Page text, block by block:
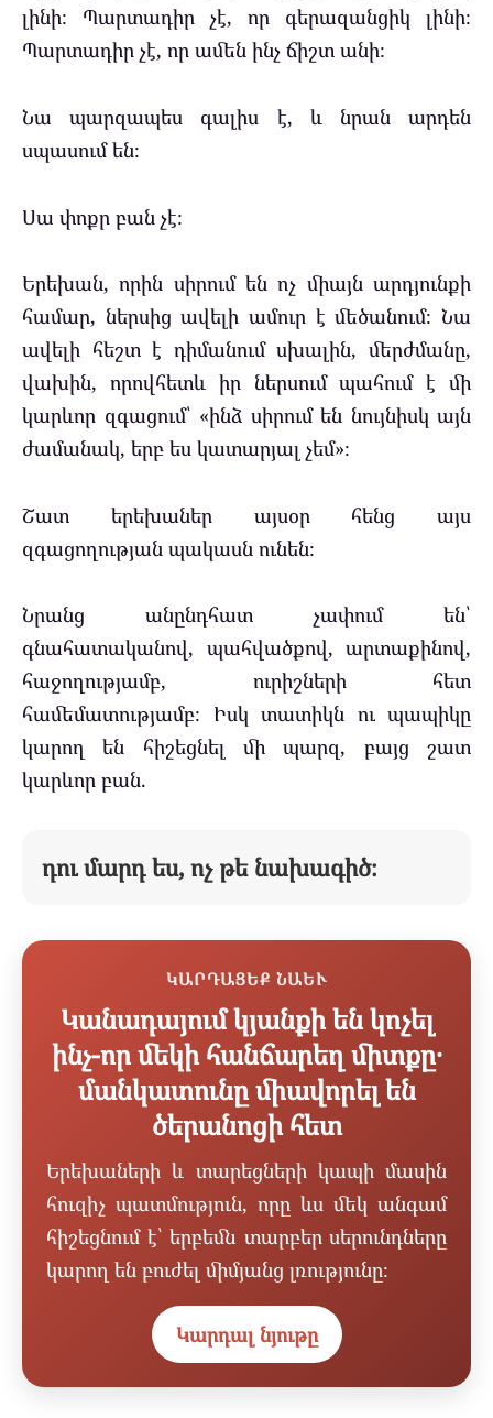
լինի։ Պարտադիր չէ, որ գերազանցիկ լինի։
Պարտադիր չէ, որ ամեն ինչ ճիշտ անի։
Նա պարզապես գալիս է, և նրան արդեն
սպասում են։
Սա փոքր բան չէ։
Երեխան, որին սիրում են ոչ միայն արդյունքի
համար, ներսից ավելի ամուր է մեծանում։ Նա
ավելի հեշտ է դիմանում սխալին, մերժմանը,
վախին, որովհետև իր ներսում պահում է մի
կարևոր զգացում՝ «ինձ սիրում են նույնիսկ այն
ժամանակ, երբ ես կատարյալ չեմ»։
Շատ երեխաներ այսօր հենց այս
զգացողության պակասն ունեն։
Նրանց անընդհատ չափում են՝
գնահատականով, պահվածքով, արտաքինով,
հաջողությամբ, ուրիշների հետ
համեմատությամբ։ Իսկ տատիկն ու պապիկը
կարող են հիշեցնել մի պարզ, բայց շատ
կարևոր բան.
դու մարդ ես, ոչ թե նախագիծ։
ԿԱՐԴԱՑԵՔ ՆԱԵՒ
Կանադայում կյանքի են կոչել
ինչ-որ մեկի հանճարեղ միտքը․
մանկատունը միավորել են
ծերանոցի հետ
Երեխաների և տարեցների կապի մասին
հուզիչ պատմություն, որը ևս մեկ անգամ
հիշեցնում է՝ երբեմն տարբեր սերունդները
կարող են բուժել միմյանց լռությունը։
Կարդալ նյութը